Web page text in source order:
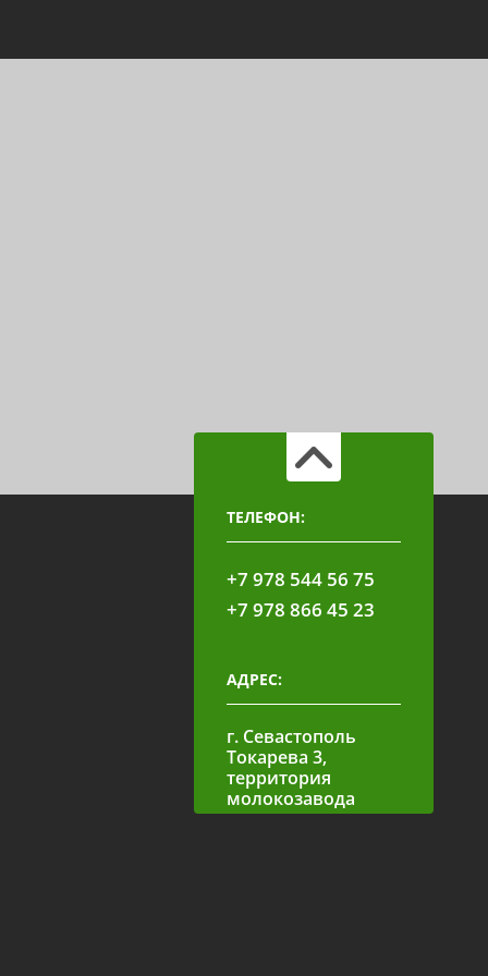
ТЕЛЕФОН:
+7 978 544 56 75
+7 978 866 45 23
АДРЕС:
г. Севастополь
Токарева 3,
территория
молокозавода